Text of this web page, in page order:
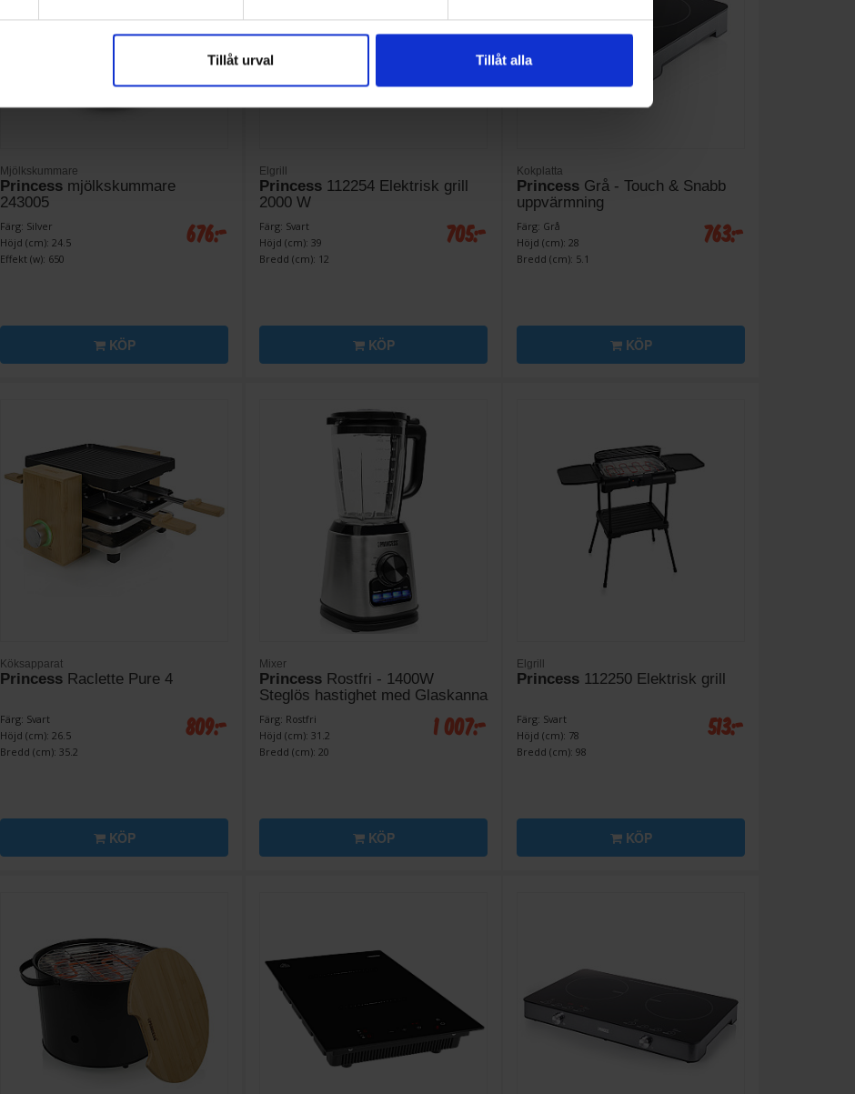
Tillåt urval Tillåt alla
Mjölkskummare
Princess mjölkskummare
243005
Färg: Silver
Höjd (cm): 24.5
Effekt (w): 650
676:-
KÖP
Elgrill
Princess 112254 Elektrisk grill
2000 W
Färg: Svart
Höjd (cm): 39
Bredd (cm): 12
705:-
KÖP
Kokplatta
Princess Grå - Touch & Snabb
uppvärmning
Färg: Grå
Höjd (cm): 28
Bredd (cm): 5.1
763:-
KÖP
Köksapparat
Princess Raclette Pure 4
Färg: Svart
Höjd (cm): 26.5
Bredd (cm): 35.2
809:-
KÖP
Mixer
Princess Rostfri - 1400W
Steglös hastighet med Glaskanna
Färg: Rostfri
Höjd (cm): 31.2
Bredd (cm): 20
1 007:-
KÖP
Elgrill
Princess 112250 Elektrisk grill
Färg: Svart
Höjd (cm): 78
Bredd (cm): 98
513:-
KÖP